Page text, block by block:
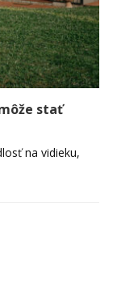
stať
na vidieku,